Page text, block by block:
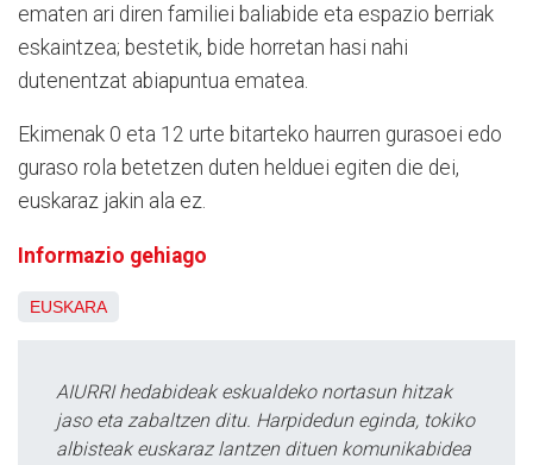
ematen ari diren familiei baliabide eta espazio berriak
eskaintzea; bestetik, bide horretan hasi nahi
dutenentzat abiapuntua ematea.
Ekimenak 0 eta 12 urte bitarteko haurren gurasoei edo
guraso rola betetzen duten helduei egiten die dei,
euskaraz jakin ala ez.
Informazio gehiago
EUSKARA
AIURRI hedabideak eskualdeko nortasun hitzak
jaso eta zabaltzen ditu. Harpidedun eginda, tokiko
albisteak euskaraz lantzen dituen komunikabidea